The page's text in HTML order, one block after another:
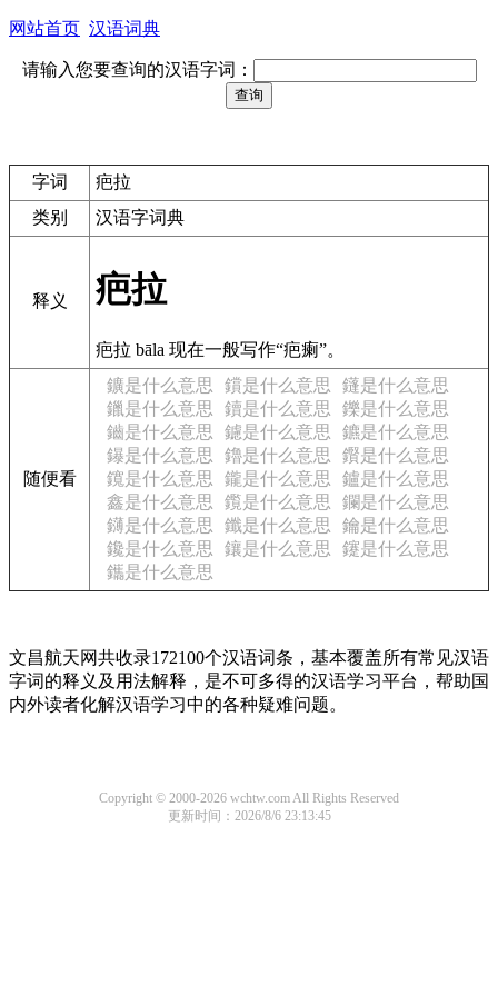
网站首页 汉语词典
请输入您要查询的汉语字词：
字词
疤拉
类别
汉语字词典
释义 疤拉
疤拉 bāla 现在一般写作“疤瘌”。
随便看
鑛是什么意思 鑜是什么意思
鑝是什么意思
鑞是什么意思
鑟是什么意思
鑠是什么意思
鑡是什么意思
鑢是什么意思
鑣是什么意思
鑤是什么意思
鑥是什么意思
鑦是什么意思
鑧是什么意思
鑨是什么意思
鑪是什么意思
鑫是什么意思
鑬是什么意思
鑭是什么意思
鑮是什么意思
鑯是什么意思
鑰是什么意思
鑱是什么意思
鑲是什么意思
鑳是什么意思
鑴是什么意思
文昌航天网共收录172100个汉语词条，基本覆盖所有常见汉语
字词的释义及用法解释，是不可多得的汉语学习平台，帮助国
内外读者化解汉语学习中的各种疑难问题。
Copyright © 2000-2026 wchtw.com All Rights Reserved
更新时间：2026/8/6 23:13:45